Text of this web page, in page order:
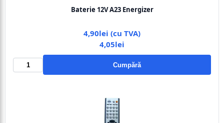
Baterie 12V A23 Energizer
4,90lei (cu TVA)
4,05lei
Cumpără